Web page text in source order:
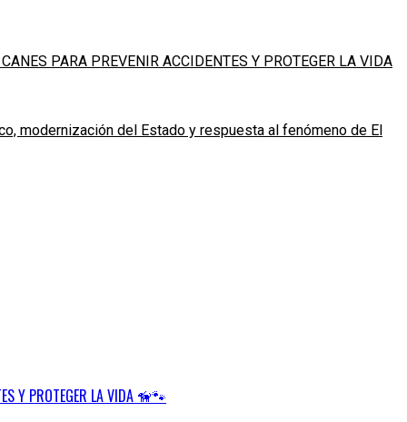
PARA PREVENIR ACCIDENTES Y PROTEGER LA VIDA
modernización del Estado y respuesta al fenómeno de El
Y PROTEGER LA VIDA 🦮🐾